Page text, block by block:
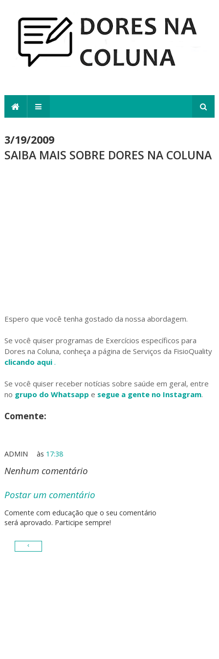
3/19/2009
SAIBA MAIS SOBRE DORES NA COLUNA
Espero que você tenha gostado da nossa abordagem.
Se você quiser programas de Exercícios específicos para
Dores na Coluna, conheça a página de Serviços da FisioQuality
clicando aqui .
Se você quiser receber notícias sobre saúde em geral, entre
no grupo do Whatsapp e segue a gente no Instagram.
Comente:
ADMIN às 17:38
Nenhum comentário
Postar um comentário
Comente com educação que o seu comentário
será aprovado. Participe sempre!
‹